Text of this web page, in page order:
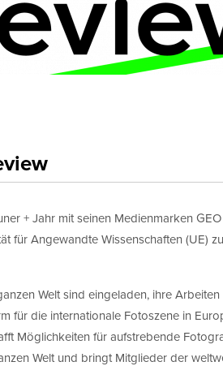
+ Jahr mit seinen Medienmarken
für Angewandte Wissenschaften (UE)
Welt sind eingeladen, ihre
für die internationale Fotoszene in
Möglichkeiten für aufstrebende
Welt und bringt Mitglieder der